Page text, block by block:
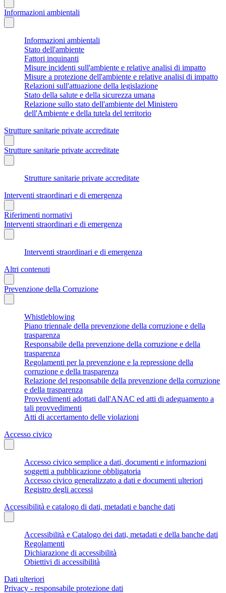
Informazioni ambientali
Informazioni ambientali
Stato dell'ambiente
Fattori inquinanti
Misure incidenti sull'ambiente e relative analisi di impatto
Misure a protezione dell'ambiente e relative analisi di impatto
Relazioni sull'attuazione della legislazione
Stato della salute e della sicurezza umana
Relazione sullo stato dell'ambiente del Ministero
dell'Ambiente e della tutela del territorio
Strutture sanitarie private accreditate
Strutture sanitarie private accreditate
Strutture sanitarie private accreditate
Interventi straordinari e di emergenza
Riferimenti normativi
Interventi straordinari e di emergenza
Interventi straordinari e di emergenza
Altri contenuti
Prevenzione della Corruzione
Whistleblowing
Piano triennale della prevenzione della corruzione e della
trasparenza
Responsabile della prevenzione della corruzione e della
trasparenza
Regolamenti per la prevenzione e la repressione della
corruzione e della trasparenza
Relazione del responsabile della prevenzione della corruzione
e della trasparenza
Provvedimenti adottati dall'ANAC ed atti di adeguamento a
tali provvedimenti
Atti di accertamento delle violazioni
Accesso civico
Accesso civico semplice a dati, documenti e informazioni
soggetti a pubblicazione obbligatoria
Accesso civico generalizzato a dati e documenti ulteriori
Registro degli accessi
Accessibilità e catalogo di dati, metadati e banche dati
Accessibilità e Catalogo dei dati, metadati e della banche dati
Regolamenti
Dichiarazione di accessibilità
Obiettivi di accessibilità
Dati ulteriori
Privacy - responsabile protezione dati